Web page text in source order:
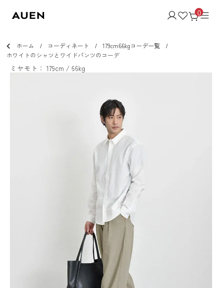
0
ホーム コーディネート
179cm66kgコーデ一覧
ホワイトのシャツとワイドパンツのコーデ
ミヤモト： 179cm / 66kg